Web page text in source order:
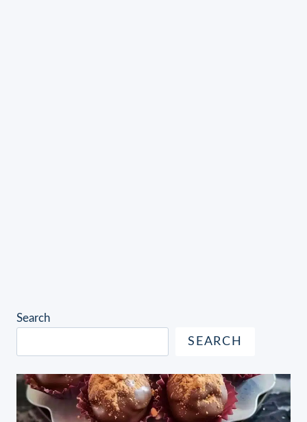
Search
SEARCH